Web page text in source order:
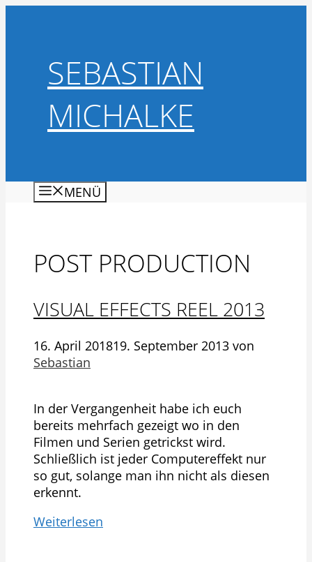
SEBASTIAN
MICHALKE
MENÜ
POST PRODUCTION
VISUAL EFFECTS REEL 2013
16. April 201819. September 2013 von
Sebastian
In der Vergangenheit habe ich euch
bereits mehrfach gezeigt wo in den
Filmen und Serien getrickst wird.
Schließlich ist jeder Computereffekt nur
so gut, solange man ihn nicht als diesen
erkennt.
Weiterlesen